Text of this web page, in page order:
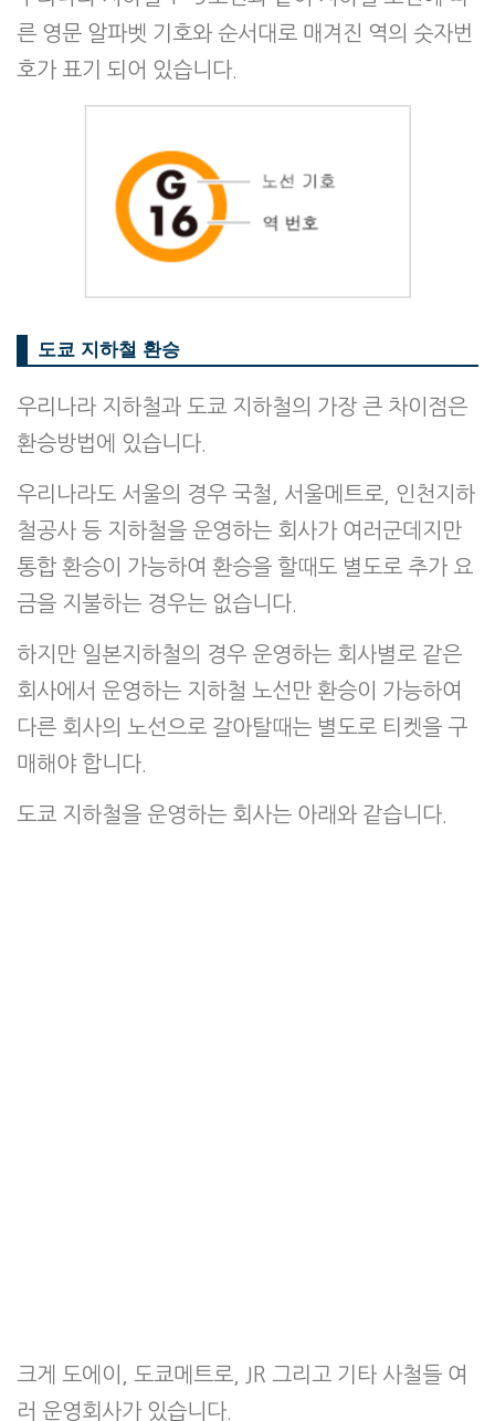
른 영문 알파벳 기호와 순서대로 매겨진 역의 숫자번
호가 표기 되어 있습니다.
도쿄 지하철 환승
우리나라 지하철과 도쿄 지하철의 가장 큰 차이점은
환승방법에 있습니다.
우리나라도 서울의 경우 국철, 서울메트로, 인천지하
철공사 등 지하철을 운영하는 회사가 여러군데지만
통합 환승이 가능하여 환승을 할때도 별도로 추가 요
금을 지불하는 경우는 없습니다.
하지만 일본지하철의 경우 운영하는 회사별로 같은
회사에서 운영하는 지하철 노선만 환승이 가능하여
다른 회사의 노선으로 갈아탈때는 별도로 티켓을 구
매해야 합니다.
도쿄 지하철을 운영하는 회사는 아래와 같습니다.
크게 도에이, 도쿄메트로, JR 그리고 기타 사철들 여
러 운영회사가 있습니다.